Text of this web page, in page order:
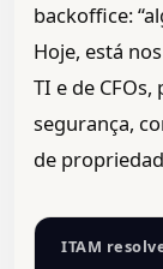
backoffice:
Hoje, está
TI e de
segurança,
de
ITAM